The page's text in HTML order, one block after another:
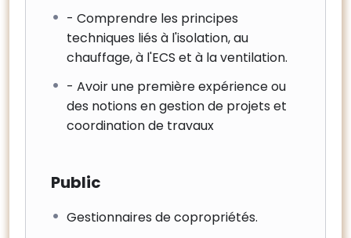
- Comprendre les principes
techniques liés à l'isolation, au
chauffage, à l'ECS et à la ventilation.
- Avoir une première expérience ou
des notions en gestion de projets et
coordination de travaux
Public
Gestionnaires de copropriétés.